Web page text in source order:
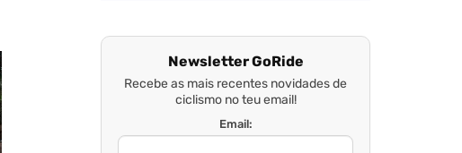
Newsletter GoRide
Recebe as mais recentes novidades de
ciclismo no teu email!
Email: